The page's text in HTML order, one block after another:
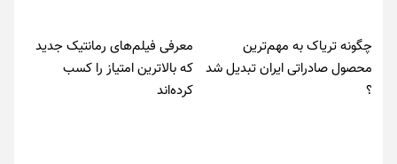
چگونه تریاک به مهم‌ترین
محصول صادراتی ایران تبدیل شد
؟
معرفی فیلم‌های رمانتیک جدید
که بالاترین امتیاز را کسب
کرده‌اند